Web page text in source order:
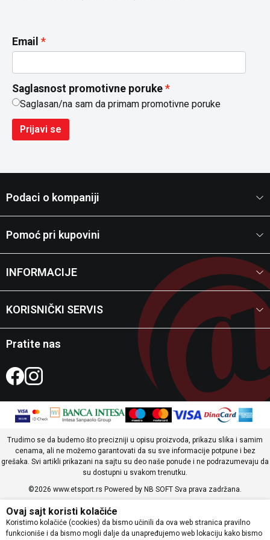
Email
Saglasnost promotivne poruke
Saglasan/na sam da primam promotivne poruke
Prijavi se
Podaci o kompaniji
Pomoć pri kupovini
INFORMACIJE
KORISNIČKI SERVIS
Pratite nas
Trudimo se da budemo što precizniji u opisu proizvoda, prikazu slika i samim
cenama, ali ne možemo garantovati da su sve informacije potpune i bez
grešaka. Svi artikli prikazani na sajtu su deo naše ponude i ne podrazumevaju da
su dostupni u svakom trenutku.
©2026 www.etsport.rs Powered by NB SOFT Sva prava zadržana.
Ovaj sajt koristi kolačiće
Koristimo kolačiće (cookies) da bismo učinili da ova web stranica pravilno
funkcioniše i da bismo mogli dalje da unapređujemo web lokaciju kako bismo